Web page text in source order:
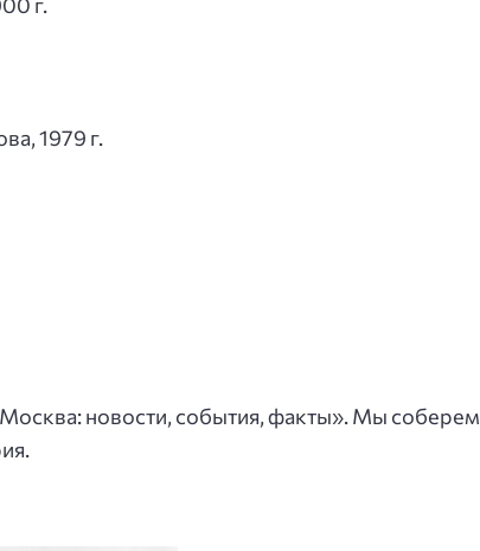
1979 г.
новости, события, факты». Мы соберем